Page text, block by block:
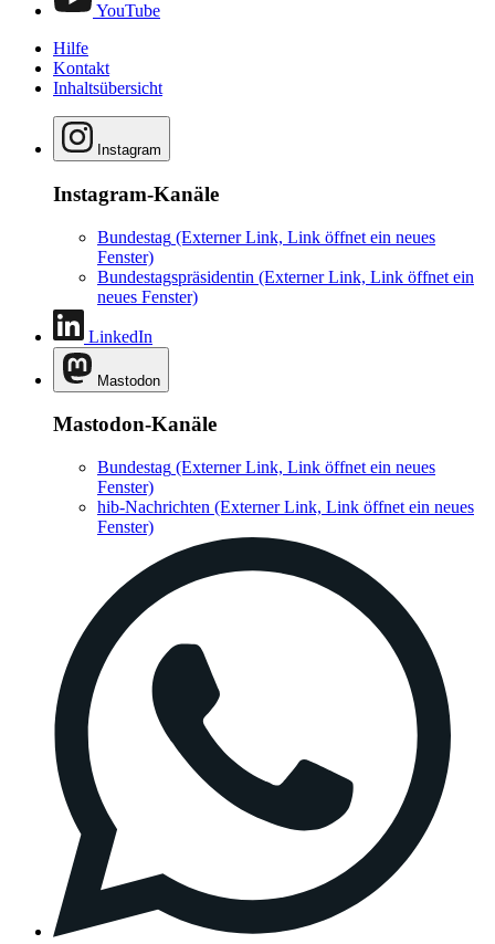
YouTube
Hilfe
Kontakt
Inhaltsübersicht
Instagram
Instagram-Kanäle
Bundestag (Externer Link, Link öffnet ein neues
Fenster)
Bundestagspräsidentin (Externer Link, Link öffnet ein
neues Fenster)
LinkedIn
Mastodon
Mastodon-Kanäle
Bundestag (Externer Link, Link öffnet ein neues
Fenster)
hib-Nachrichten (Externer Link, Link öffnet ein neues
Fenster)